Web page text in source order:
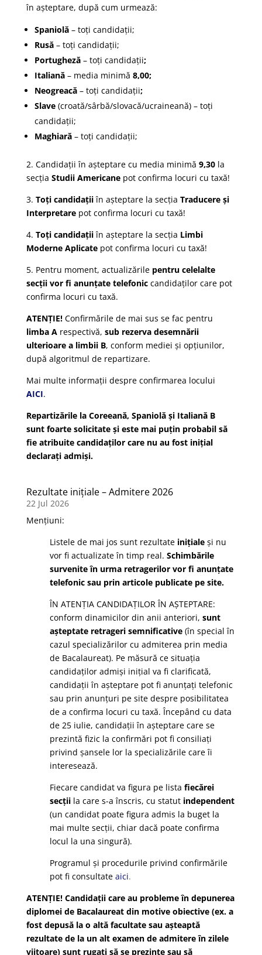
în așteptare, după cum urmează:
Spaniolă– toți candidații;
Rusă – toți candidații;
Portugheză– toți candidații;
Italiană – media minimă 8,00;
Neogreacă – toți candidații;
Slave (croată/sârbă/slovacă/ucraineană) – toți
candidații;
Maghiară– toți candidații;
2. Candidații în așteptare cu media minimă 9,30la
secția Studii Americanepot confirma locuri cu taxă!
3. Toți candidațiiîn așteptare la secția Traducere și
Interpretarepot confirma locuri cu taxă!
4. Toți candidațiiîn așteptare la secția Limbi
Moderne Aplicatepot confirma locuri cu taxă!
5. Pentru moment, actualizărilepentru celelalte
secții vor fi anunțate telefoniccandidaților care pot
confirma locuri cu taxă.
ATENȚIE!Confirmările de mai sus se fac pentru
limba Arespectivă, sub rezerva desemnării
ulterioare a limbii B, conform mediei și opțiunilor,
după algoritmul de repartizare.
Mai multe informații despre confirmarea locului
AICI.
Repartizările la Coreeană, Spaniolă și Italiană B
sunt foarte solicitate și este mai puțin probabil să
fie atribuite candidaților care nu au fost inițial
declarați admiși.
Rezultate inițiale – Admitere 2026
22 Jul 2026
Mențiuni:
Listele de mai jos sunt rezultate inițialeși nu
vor fi actualizate în timp real. Schimbările
survenite în urma retragerilor vor fi anunțate
telefonic sau prin articole publicate pe site.
ÎN ATENȚIA CANDIDAȚILOR ÎN AȘTEPTARE:
conform dinamicilor din anii anteriori, sunt
așteptate retrageri semnificative(în special în
cazul specializărilor cu admiterea prin media
de Bacalaureat). Pe măsură ce situația
candidaților admiși inițial va fi clarificată,
candidații în așteptare pot fi anunțați telefonic
sau prin anunțuri pe site despre posibilitatea
de a confirma locuri cu taxă. Începând cu data
de 25 iulie, candidații în așteptare care se
prezintă fizic la confirmări pot fi consiliați
privind șansele lor la specializările care îi
interesează.
Fiecare candidat va figura pe lista fiecărei
secțiila care s-a înscris, cu statutindependent
(un candidat poate figura admis la buget la
mai multe secții, chiar dacă poate confirma
locul la una singură).
Programul și procedurile privind confirmările
pot fi consultate aici.
ATENȚIE! Candidații care au probleme în depunerea
diplomei de Bacalaureat din motive obiective (ex. a
fost depusă la o altă facultate sau așteaptă
rezultate de la un alt examen de admitere în zilele
viitoare) sunt rugați să se prezinte sau să